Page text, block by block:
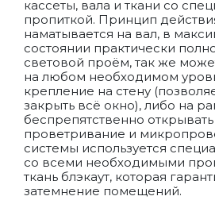
кассеты, вала и ткани со
пропиткой. Принцип
наматывается на вал, в
состоянии практически
световой проём, так же
на любом необходимом
крепление на стену
закрыть всё окно), либо на
беспрепятственно
проветривание и
системы используется
со всеми необходимыми
ткань блэкаут, которая
затемнение помещений.